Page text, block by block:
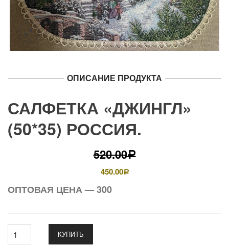
ОПИСАНИЕ ПРОДУКТА
САЛФЕТКА «ДЖИНГЛ»
(50*35) РОССИЯ.
520.00Р
450.00Р
ОПТОВАЯ ЦЕНА — 300
КУПИТЬ